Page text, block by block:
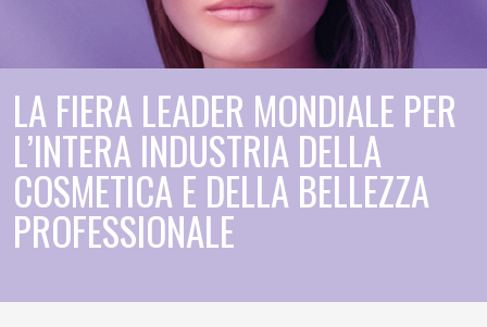
LA FIERA LEADER MONDIALE PER
L’INTERA INDUSTRIA DELLA
COSMETICA E DELLA BELLEZZA
PROFESSIONALE